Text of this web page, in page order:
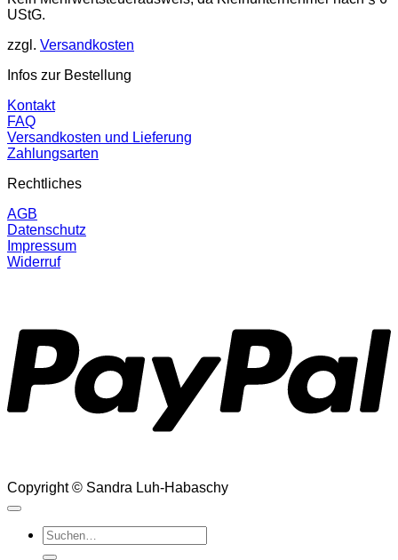
UStG.
zzgl. Versandkosten
Infos zur Bestellung
Kontakt
FAQ
Versandkosten und Lieferung
Zahlungsarten
Rechtliches
AGB
Datenschutz
Impressum
Widerruf
Copyright © Sandra Luh-Habaschy
Suchen
nach: